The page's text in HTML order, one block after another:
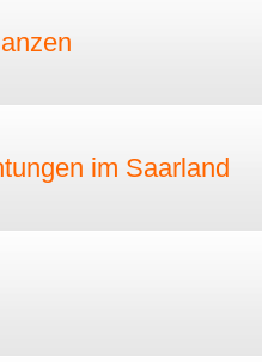
im Saarland